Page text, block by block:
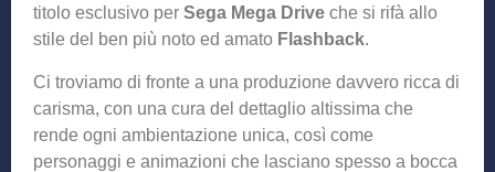
titolo esclusivo per Sega Mega Drive che si rifà allo
stile del ben più noto ed amato Flashback.
Ci troviamo di fronte a una produzione davvero ricca di
carisma, con una cura del dettaglio altissima che
rende ogni ambientazione unica, così come
personaggi e animazioni che lasciano spesso a bocca